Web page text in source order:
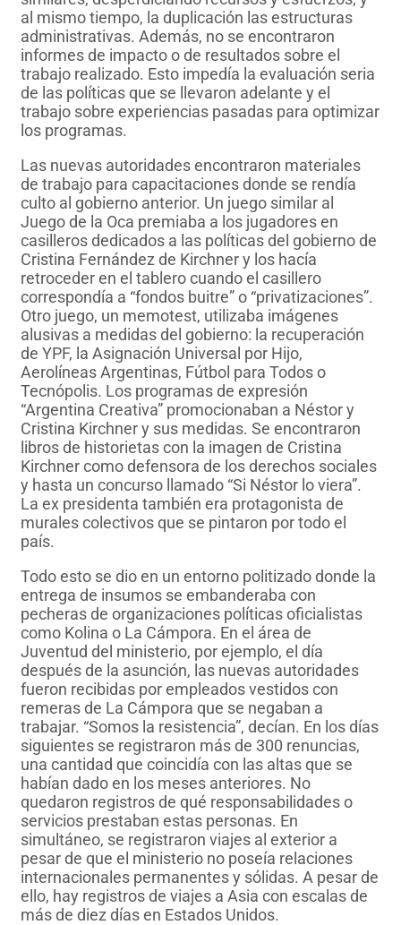
al mismo tiempo, la duplicación las estructuras
administrativas. Además, no se encontraron
informes de impacto o de resultados sobre el
trabajo realizado. Esto impedía la evaluación seria
de las políticas que se llevaron adelante y el
trabajo sobre experiencias pasadas para optimizar
los programas.
Las nuevas autoridades encontraron materiales
de trabajo para capacitaciones donde se rendía
culto al gobierno anterior. Un juego similar al
Juego de la Oca premiaba a los jugadores en
casilleros dedicados a las políticas del gobierno de
Cristina Fernández de Kirchner y los hacía
retroceder en el tablero cuando el casillero
correspondía a “fondos buitre” o “privatizaciones”.
Otro juego, un memotest, utilizaba imágenes
alusivas a medidas del gobierno: la recuperación
de YPF, la Asignación Universal por Hijo,
Aerolíneas Argentinas, Fútbol para Todos o
Tecnópolis. Los programas de expresión
“Argentina Creativa” promocionaban a Néstor y
Cristina Kirchner y sus medidas. Se encontraron
libros de historietas con la imagen de Cristina
Kirchner como defensora de los derechos sociales
y hasta un concurso llamado “Si Néstor lo viera”.
La ex presidenta también era protagonista de
murales colectivos que se pintaron por todo el
país.
Todo esto se dio en un entorno politizado donde la
entrega de insumos se embanderaba con
pecheras de organizaciones políticas oficialistas
como Kolina o La Cámpora. En el área de
Juventud del ministerio, por ejemplo, el día
después de la asunción, las nuevas autoridades
fueron recibidas por empleados vestidos con
remeras de La Cámpora que se negaban a
trabajar. “Somos la resistencia”, decían. En los días
siguientes se registraron más de 300 renuncias,
una cantidad que coincidía con las altas que se
habían dado en los meses anteriores. No
quedaron registros de qué responsabilidades o
servicios prestaban estas personas. En
simultáneo, se registraron viajes al exterior a
pesar de que el ministerio no poseía relaciones
internacionales permanentes y sólidas. A pesar de
ello, hay registros de viajes a Asia con escalas de
más de diez días en Estados Unidos.